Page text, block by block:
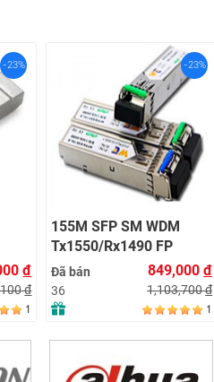
-23%
đ
đ
1
-23%
155M SFP SM WDM
Tx1550/Rx1490 FP
120KM LC with DDM
Đã bán
36
849,000đ
1,103,700đ
1